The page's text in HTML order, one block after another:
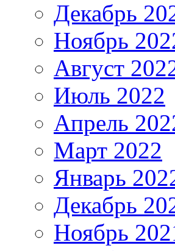
Декабрь
Ноябрь
Август
Июль 2022
Апрель
Март 2022
Январь
Декабрь
Ноябрь